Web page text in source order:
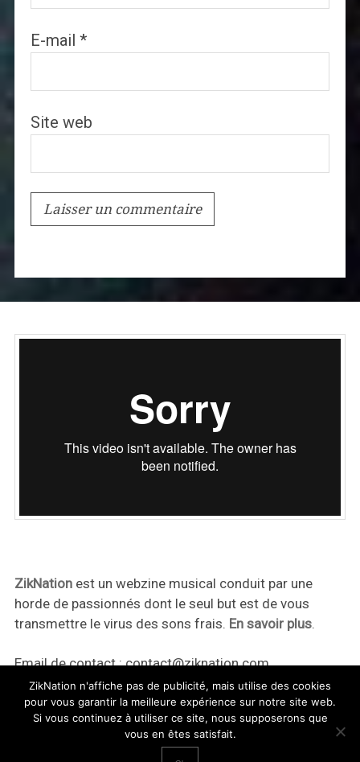
E-mail *
Site web
ZikNationest un webzine musical conduit par une
horde de passionnés dont le seul but est de vous
transmettre le virus des sons frais. En savoir plus.
Email de contact :contact@ziknation.com
ZikNation n'affiche pas de publicité, mais utilise des cookies
pour vous garantir la meilleure expérience sur notre site web.
Si vous continuez à utiliser ce site, nous supposerons que
vous en êtes satisfait.